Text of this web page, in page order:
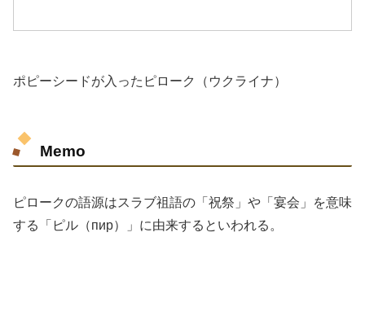
ポピーシードが入ったピローク（ウクライナ）
Memo
ピロークの語源はスラブ祖語の「祝祭」や「宴会」を意味
する「ピル（пир）」に由来するといわれる。